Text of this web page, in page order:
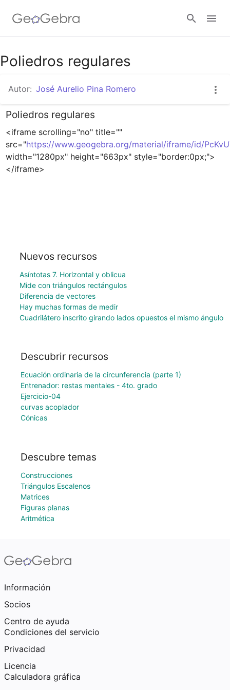
Abrir sesión
Poliedros regulares
Autor: José Aurelio Pina Romero
Poliedros regulares
<iframe scrolling="no" title=""
src="https://www.geogebra.org/material/iframe/id/
width="1280px" height="663px" style="border:0px;">
</iframe>
Nuevos recursos
Asíntotas 7. Horizontal y oblicua
Mide con triángulos rectángulos
Diferencia de vectores
Hay muchas formas de medir
Cuadrilátero inscrito girando lados opuestos el mismo ángulo
Descubrir recursos
Ecuación ordinaria de la circunferencia (parte 1)
Entrenador: restas mentales - 4to. grado
Ejercicio-04
curvas acoplador
Cónicas
Descubre temas
Construcciones
Triángulos Escalenos
Matrices
Figuras planas
Aritmética
Información
Socios
Centro de ayuda
Condiciones del servicio
Privacidad
Licencia
Calculadora gráfica